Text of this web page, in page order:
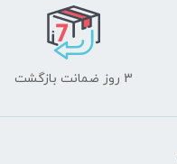
3 روز ضمانت بازگشت